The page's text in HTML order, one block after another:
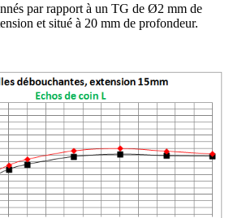
par rapport à un TG de Ø2 mm de
et situé à 20 mm de profondeur.